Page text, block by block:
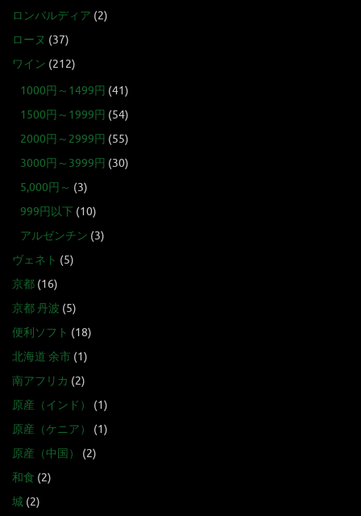
ロンバルディア (2)
ローヌ (37)
ワイン (212)
1000円～1499円 (41)
1500円～1999円 (54)
2000円～2999円 (55)
3000円～3999円 (30)
5,000円～ (3)
999円以下 (10)
アルゼンチン (3)
ヴェネト (5)
京都 (16)
京都 丹波 (5)
便利ソフト (18)
北海道 余市 (1)
南アフリカ (2)
原産（インド）
(1)
原産（ケニア）
(1)
原産（中国）
(2)
和食 (2)
城 (2)